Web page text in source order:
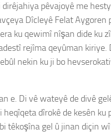
pêvajoyê me
Dîcleyê Felat Aygoren
ku qewimî nîşan dide ku
rejîma qeyûman kiriye.
nekin ku ji bo
e. Di vê wateyê de divê
dîrokê de kesên ku
têkoşîna gel û jinan diçin